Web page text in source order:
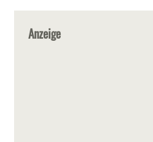
Anzeige